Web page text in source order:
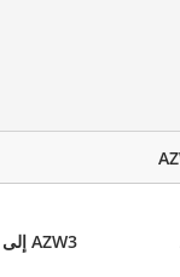
AZW3 إلى AZW3